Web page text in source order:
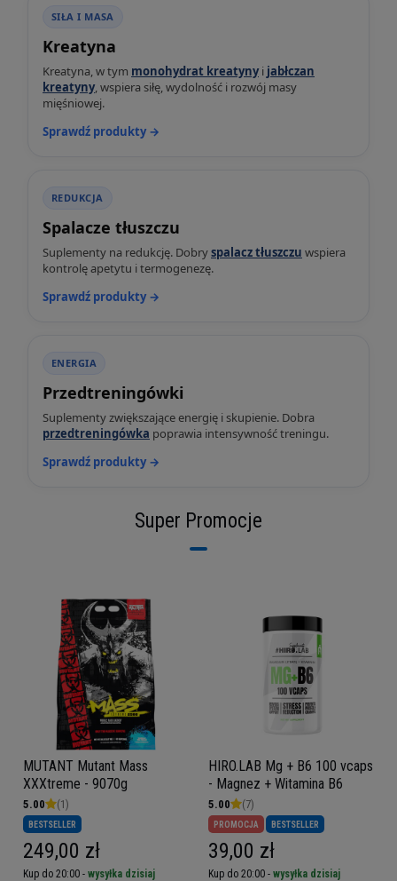
SIŁA I MASA
Kreatyna
Kreatyna, w tym monohydrat kreatynyi jabłczan
kreatyny, wspiera siłę, wydolność i rozwój masy
mięśniowej.
Sprawdź produkty →
REDUKCJA
Spalacze tłuszczu
Suplementy na redukcję. Dobryspalacz tłuszczu wspiera
kontrolę apetytu i termogenezę.
Sprawdź produkty →
ENERGIA
Przedtreningówki
Suplementy zwiększające energię i skupienie. Dobra
przedtreningówka poprawia intensywność treningu.
Sprawdź produkty →
Super Promocje
MUTANT Mutant Mass
XXXtreme - 9070g
5.00 (1)
BESTSELLER
249,00 zł
Kup do 20:00 - wysyłka dzisiaj
HIRO.LAB Mg + B6 100 vcaps
- Magnez + Witamina B6
5.00 (7)
PROMOCJA BESTSELLER
39,00 zł
Kup do 20:00 - wysyłka dzisiaj